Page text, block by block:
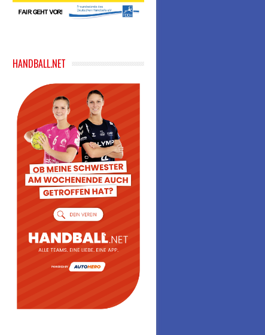
HANDBALL.NET